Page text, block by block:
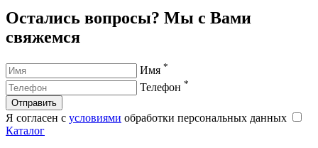
Остались вопросы? Мы с Вами
свяжемся
Имя *
Телефон *
Отправить
Я согласен с условиями обработки персональных данных
Каталог